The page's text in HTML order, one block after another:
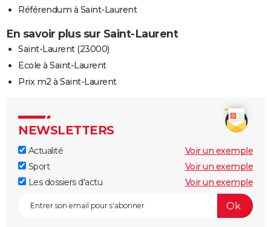
Référendum à Saint-Laurent
En savoir plus sur Saint-Laurent
Saint-Laurent (23000)
Ecole à Saint-Laurent
Prix m2 à Saint-Laurent
NEWSLETTERS
Actualité
Voir un exemple
Sport
Voir un exemple
Les dossiers d'actu
Voir un exemple